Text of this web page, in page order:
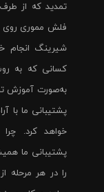
تمدید که از
فلش مموری روی
شیرینگ انجام
کسانی که به
به‌صورت آموزش
پشتیبانی ما با
خواهد کرد.
پشتیبانی ما
را در هر مرحله